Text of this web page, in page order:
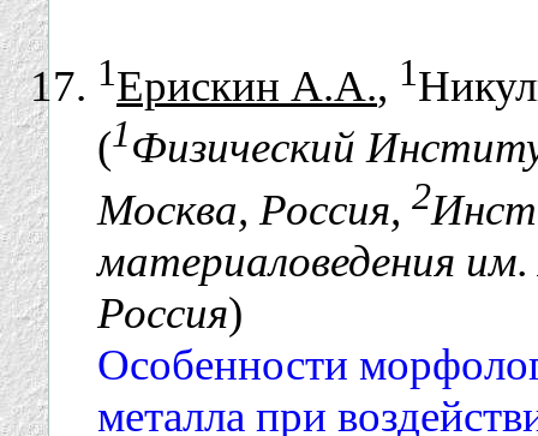
1Ерискин А.А., 1
(1Физический
Москва, Россия, 2
материаловедения
Россия)
Особенности
металла при